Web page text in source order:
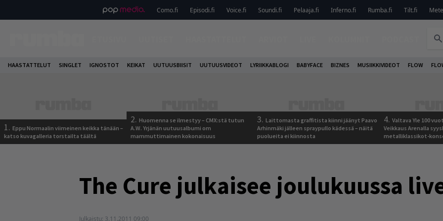
Como.fi Episodi.fi Voice.fi Soundi.fi Pelaaja.fi Inferno.fi Rumba.fi Tilt.fi
HAASTATTELUT SINGLET IGNOSTOT KEIKAT UUTUUSBIISIT UUTUUSVIDEOT LYRIIKKABLOGI BABYFACE BIZNES MUSIIKKIVIDEOT FLOW
1. Eppu Normaalin viimeinen keikka tänään –
katso kuvagalleria torstailta täältä
2. Huomenna se ilmestyy – CMX:stä tutun
A.W. Yrjänän uutuusalbumi om
mammuttimainen kokonaisuus
3. Laittomasta graffitista kiinni jäänyt Paavo
Arhinmäki jälleen spraypullo kädessä – näitä
puolueita ei kiinnosta
4. Valtava Yle 100
Veikkaus Arenalla
metalliklassikot-
The Cure julkaisee joulukuussa
Julkaistu: 3.11.2011 09:00